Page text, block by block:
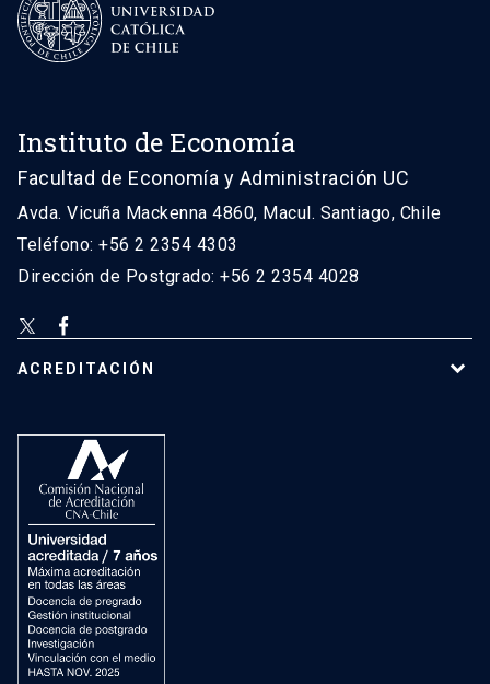
Instituto de Economía
Facultad de Economía y Administración UC
Avda. Vicuña Mackenna 4860, Macul. Santiago, Chile
Teléfono: +56 2 2354 4303
Dirección de Postgrado: +56 2 2354 4028
ACREDITACIÓN